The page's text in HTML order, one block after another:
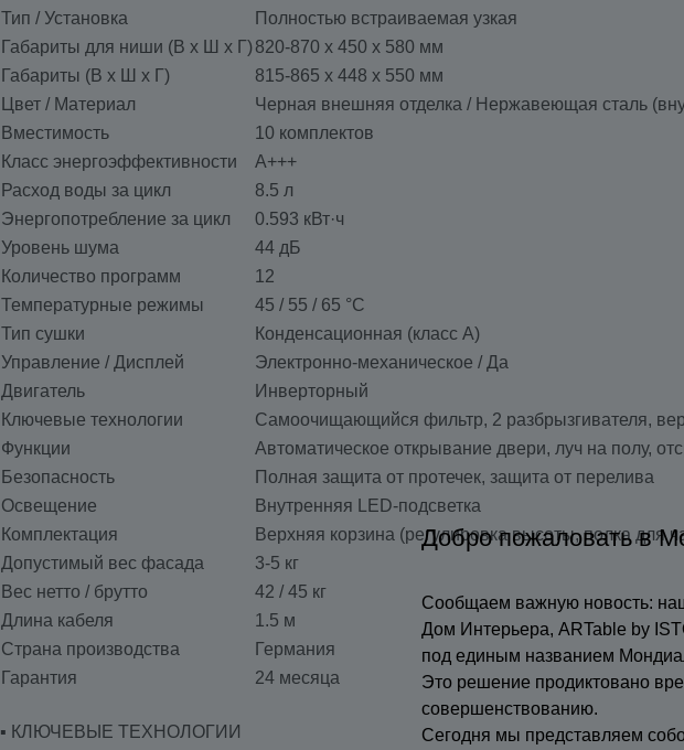
Тип / Установка
Полностью встраиваемая узкая
Габариты для ниши (В x Ш x Г)820-870 x 450 x 580 мм
Габариты (В x Ш x Г)
815-865 x 448 x 550 мм
Цвет / Материал
Черная внешняя отделка / Нержавеющая сталь
Вместимость
10 комплектов
Класс энергоэффективности
A+++
Расход воды за цикл
8.5 л
Энергопотребление за цикл
0.593 кВт·ч
Уровень шума
44 дБ
Количество программ
12
Температурные режимы
45 / 55 / 65 °C
Тип сушки
Конденсационная (класс A)
Управление / Дисплей
Электронно-механическое / Да
Двигатель
Инверторный
Ключевые технологии
Самоочищающийся фильтр, 2 разбрызгивателя,
Функции
Автоматическое открывание двери, луч на полу,
Безопасность
Полная защита от протечек, защита от перелива
Освещение
Внутренняя LED-подсветка
Комплектация
Верхняя корзина (регулировка высоты, полка для
Допустимый вес фасада
3-5 кг
Вес нетто / брутто
42 / 45 кг
Длина кабеля
1.5 м
Страна производства
Германия
Гарантия
24 месяца
▪️ КЛЮЧЕВЫЕ ТЕХНОЛОГИИ
Добро пожаловать в
Сообщаем важную новость:
Дом Интерьера, ARTable by
под единым названием
Это решение продиктовано
совершенствованию.
Сегодня мы представляем